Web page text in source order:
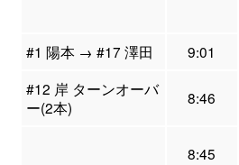
#1 陽本 → #17 澤田
9:01
#12 岸 ターンオーバ
ー(2本)
8:46
8:45